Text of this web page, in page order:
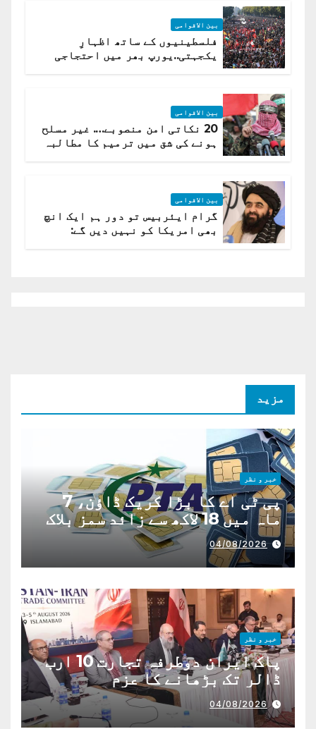
بین الاقوامی
فلسطینیوں کے ساتھ اظہارِ
یکجہتی..یورپ بھر میں احتجاجی
بین الاقوامی
20 نکاتی امن منصوبے…. غیر مسلح
ہونے کی شق میں ترمیم کا مطالبہ
بین الاقوامی
گرام ایئربیس تو دور ہم ایک انچ
بھی امریکا کو نہیں دیں گے:
مزید
خبر و نظر
پی ٹی اے کا بڑا کریک ڈاؤن، 7
ماہ میں 18 لاکھ سے زائد سمز بلاک
04/08/2026
خبر و نظر
پاک ایران دوطرفہ تجارت 10 ارب
ڈالر تک بڑھانے کا عزم
04/08/2026